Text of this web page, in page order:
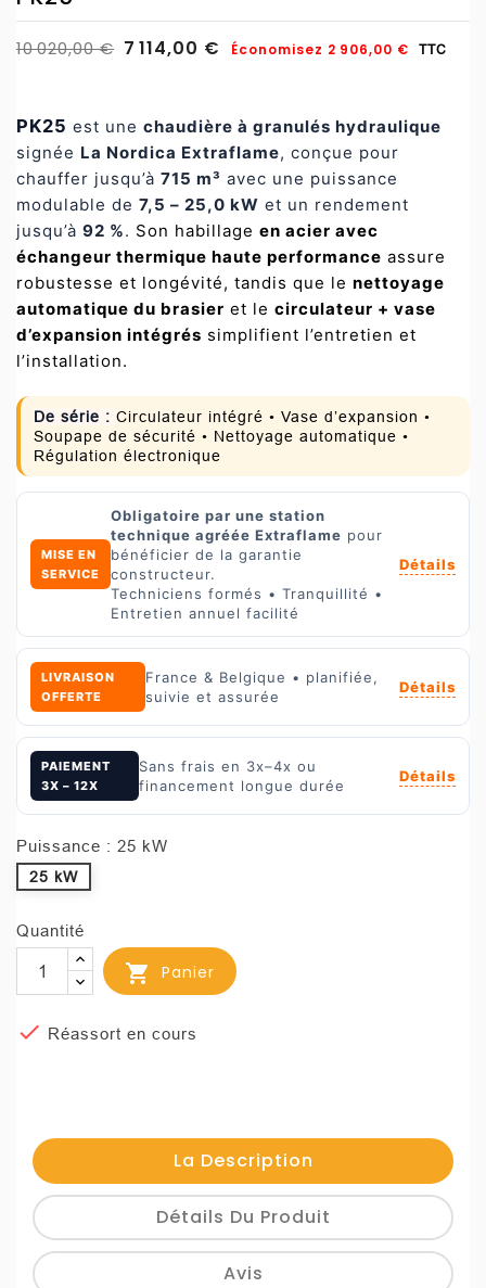
10 020,00 € 7 114,00 € Économisez 2 906,00 € TTC
PK25 est une chaudière à granulés hydraulique
signée La Nordica Extraflame, conçue pour
chauffer jusqu’à 715 m³ avec une puissance
modulable de 7,5 – 25,0 kW et un rendement
jusqu’à 92 %. Son habillage en acier avec
échangeur thermique haute performance assure
robustesse et longévité, tandis que le nettoyage
automatique du brasier et le circulateur + vase
d’expansion intégrés simplifient l’entretien et
l’installation.
De série : Circulateur intégré • Vase d’expansion •
Soupape de sécurité • Nettoyage automatique •
Régulation électronique
MISE EN
SERVICE
Obligatoire par une station
technique agréée Extraflame pour
bénéficier de la garantie
constructeur.
Techniciens formés • Tranquillité •
Entretien annuel facilité
Détails
LIVRAISON
OFFERTE
France & Belgique • planifiée,
suivie et assurée
Détails
PAIEMENT
3X – 12X
Sans frais en 3x–4x ou
financement longue durée
Détails
Puissance : 25 kW
25 kW
Quantité
 Panier
 Réassort en cours
La Description
Détails Du Produit
Avis